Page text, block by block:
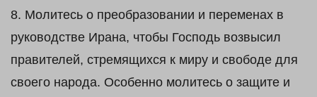
8. Молитесь о преобразовании и переменах в
руководстве Ирана, чтобы Господь возвысил
правителей, стремящихся к миру и свободе для
своего народа. Особенно молитесь о защите и